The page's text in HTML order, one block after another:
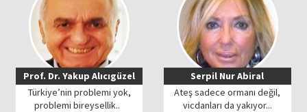
Prof. Dr. Yakup Alıcıgüzel
Türkiye’nin problemi yok,
problemi bireysellik..
Serpil Nur Abiral
Ateş sadece ormanı değil,
vicdanları da yakıyor...